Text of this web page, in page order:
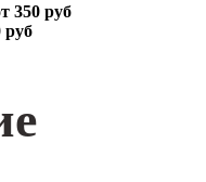
350 руб
руб